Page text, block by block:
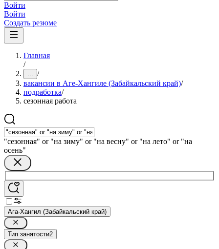
Войти
Войти
Создать резюме
Главная
/
... /
вакансии в Аге-Хангиле (Забайкальский край)/
подработка/
сезонная работа
"сезонная" or "на зиму" or "на весну" or "на лето" or "на
осень"
Ага-Хангил (Забайкальский край)
Тип занятости2